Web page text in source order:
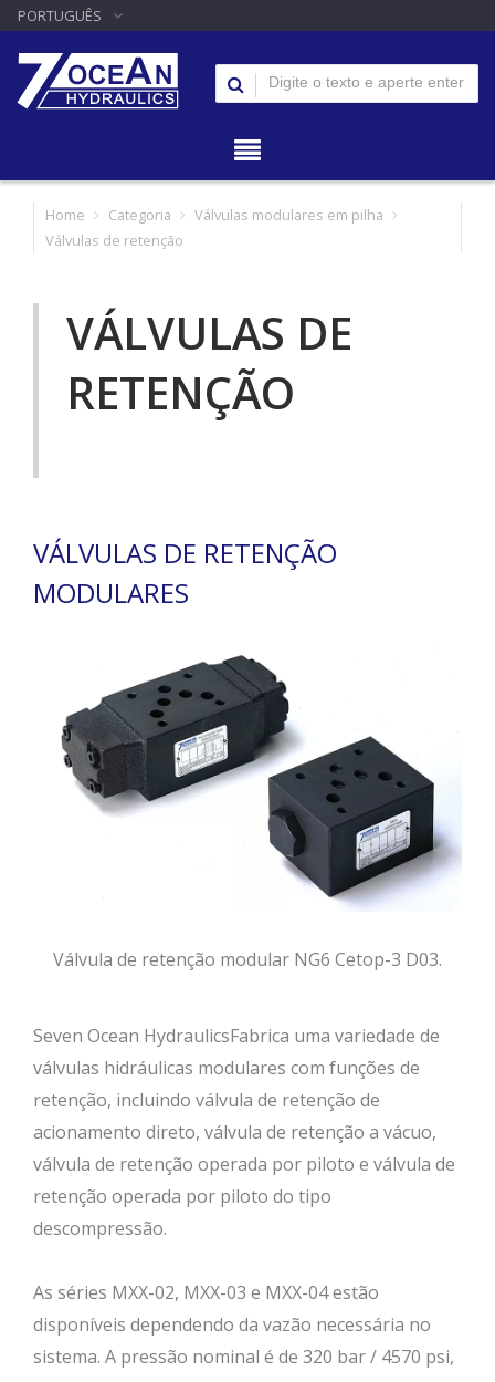
PORTUGUÊS
Home Categoria
Válvulas modulares em pilha
Válvulas de retenção
VÁLVULAS DE
RETENÇÃO
VÁLVULAS DE RETENÇÃO
MODULARES
Válvula de retenção modular NG6 Cetop-3 D03.
Seven Ocean HydraulicsFabrica uma variedade de
válvulas hidráulicas modulares com funções de
retenção, incluindo válvula de retenção de
acionamento direto, válvula de retenção a vácuo,
válvula de retenção operada por piloto e válvula de
retenção operada por piloto do tipo
descompressão.
As séries MXX-02, MXX-03 e MXX-04 estão
disponíveis dependendo da vazão necessária no
sistema. A pressão nominal é de 320 bar / 4570 psi,